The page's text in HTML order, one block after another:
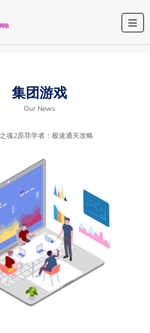
集团游戏
Our News
魂2原罪学者：极速通关攻略